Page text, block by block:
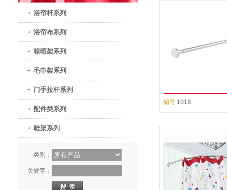
浴帘杆系列
浴帘布系列
晾晒架系列
毛巾架系列
门手拉杆系列
配件类系列
鞋架系列
类别：
关健字：
编号.1018